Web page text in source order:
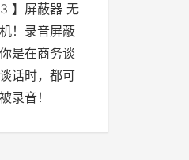
】屏蔽器 无
！录音屏蔽
是在商务谈
话时，都可
录音！